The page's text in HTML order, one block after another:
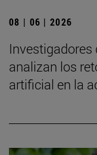
08 | 06 | 2026
Investigadores
analizan los
artificial en la